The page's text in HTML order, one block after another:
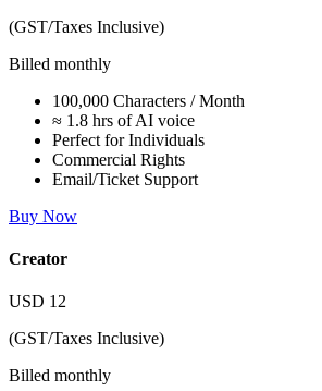
(GST/Taxes Inclusive)
Billed monthly
100,000 Characters / Month
≈ 1.8 hrs of AI voice
Perfect for Individuals
Commercial Rights
Email/Ticket Support
Buy Now
Creator
USD 12
(GST/Taxes Inclusive)
Billed monthly